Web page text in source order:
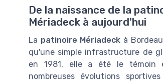
De la naissance de la
Mériadeck à aujourd'hui
La patinoire Mériadeck à
qu'une simple infrastructure de
en 1981, elle a été le témoin
nombreuses évolutions